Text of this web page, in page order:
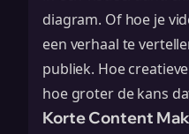
diagram. Of hoe je
een verhaal te
publiek. Hoe
hoe groter de kans
Korte Content